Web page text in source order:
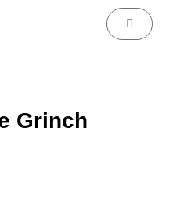
Carrito
Grinch